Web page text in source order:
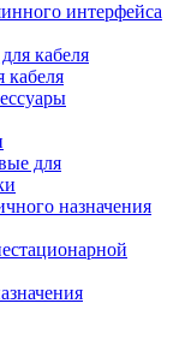
интерфейса
кабеля
кабеля
для
назначения